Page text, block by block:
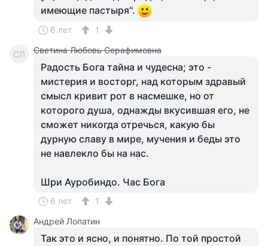
имеющие пастыря".
6 лет 1
СЛ Светина Любовь Серафимовна
Радость Бога тайна и чудесна; это -
мистерия и восторг, над которым здравый
смысл кривит рот в насмешке, но от
которого душа, однажды вкусившая его, не
сможет никогда отречься, какую бы
дурную славу в мире, мучения и беды это
не навлекло бы на нас.
Шри Ауробиндо. Час Бога
6 лет
1
Андрей Лопатин
Так это и ясно, и понятно. По той простой